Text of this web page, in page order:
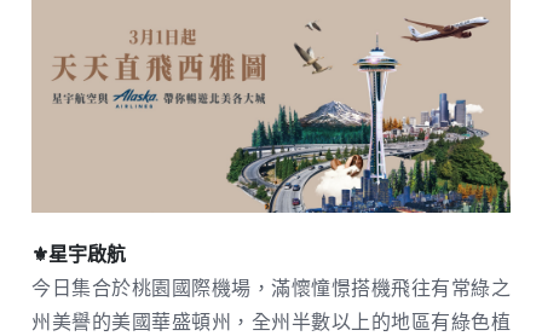
⚜︎星宇啟航
今日集合於桃園國際機場，滿懷憧憬搭機飛往有常綠之
州美譽的美國華盛頓州，全州半數以上的地區有綠色植